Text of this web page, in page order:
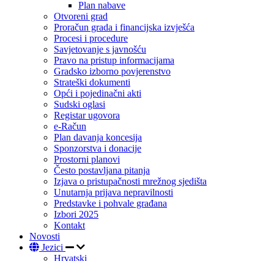
Plan nabave
Otvoreni grad
Proračun grada i financijska izvješća
Procesi i procedure
Savjetovanje s javnošću
Pravo na pristup informacijama
Gradsko izborno povjerenstvo
Strateški dokumenti
Opći i pojedinačni akti
Sudski oglasi
Registar ugovora
e-Račun
Plan davanja koncesija
Sponzorstva i donacije
Prostorni planovi
Često postavljana pitanja
Izjava o pristupačnosti mrežnog sjedišta
Unutarnja prijava nepravilnosti
Predstavke i pohvale građana
Izbori 2025
Kontakt
Novosti
Jezici
Hrvatski